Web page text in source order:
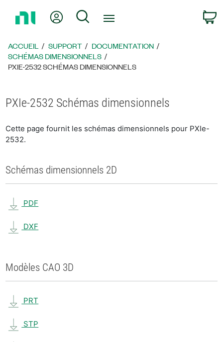
page
d’accueil
Mon compteRechercher
ACCUEIL SUPPORT
DOCUMENTATION
SCHÉMAS DIMENSIONNELS
PXIE-2532 SCHÉMAS DIMENSIONNELS
PXIe-2532 Schémas dimensionnels
Cette page fournit les schémas dimensionnels pour PXIe-
2532.
Schémas dimensionnels 2D
PDF
DXF
Modèles CAO 3D
PRT
STP